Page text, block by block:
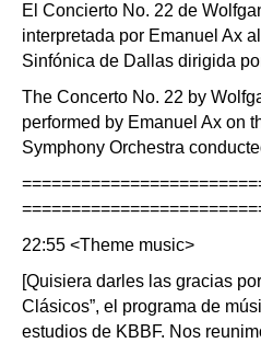
El Concierto No. 22 de
interpretada por Emanuel Ax
Sinfónica de Dallas dirigida
The Concerto No. 22 by
performed by Emanuel Ax on
Symphony Orchestra
22:55 <Theme music>
[Quisiera darles las gracias
Clásicos”, el programa de
estudios de KBBF. Nos